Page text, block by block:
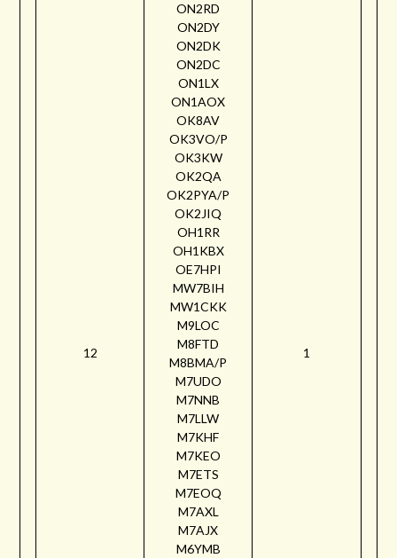
12
ON2RD
ON2DY
ON2DK
ON2DC
ON1LX
ON1AOX
OK8AV
OK3VO/P
OK3KW
OK2QA
OK2PYA/P
OK2JIQ
OH1RR
OH1KBX
OE7HPI
MW7BIH
MW1CKK
M9LOC
M8FTD
M8BMA/P
M7UDO
M7NNB
M7LLW
M7KHF
M7KEO
M7ETS
M7EOQ
M7AXL
M7AJX
M6YMB
1